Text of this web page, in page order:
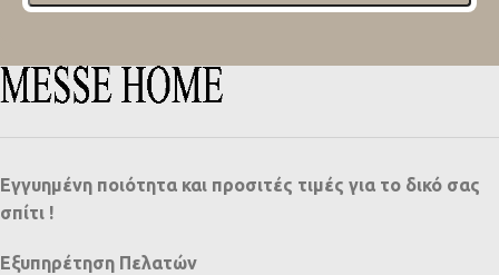
Εγγυημένη ποιότητα και προσιτές τιμές για το δικό σας
σπίτι !
Εξυπηρέτηση Πελατών